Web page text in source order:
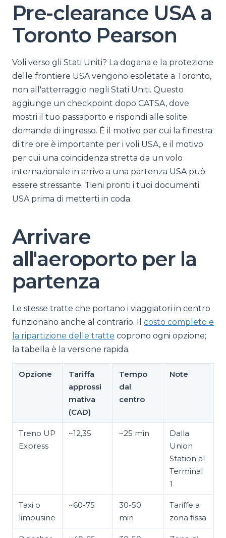
Pre-clearance USA a
Toronto Pearson
Voli verso gli Stati Uniti? La dogana e la protezione
delle frontiere USA vengono espletate a Toronto,
non all'atterraggio negli Stati Uniti. Questo
aggiunge un checkpoint dopo CATSA, dove
mostri il tuo passaporto e rispondi alle solite
domande di ingresso. È il motivo per cui la finestra
di tre ore è importante per i voli USA, e il motivo
per cui una coincidenza stretta da un volo
internazionale in arrivo a una partenza USA può
essere stressante. Tieni pronti i tuoi documenti
USA prima di metterti in coda.
Arrivare
all'aeroporto per la
partenza
Le stesse tratte che portano i viaggiatori in centro
funzionano anche al contrario. Il costo completo e
la ripartizione delle tratte coprono ogni opzione;
la tabella è la versione rapida.
Opzione
Tariffa
approssi
mativa
(CAD)
Tempo
dal
centro
Note
Treno UP
Express
~12,35 ~25 min
Dalla
Union
Station al
Terminal
1
Taxi o
limousine
~60-75
30-50
min
Tariffe a
zona fissa